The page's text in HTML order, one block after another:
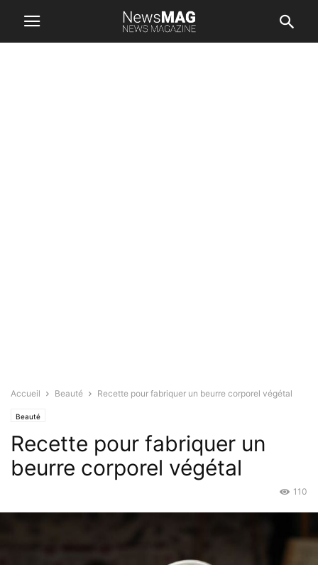
Accueil Beauté Recette pour fabriquer un beurre corporel végétal
Beauté
Recette pour fabriquer un
beurre corporel végétal
110